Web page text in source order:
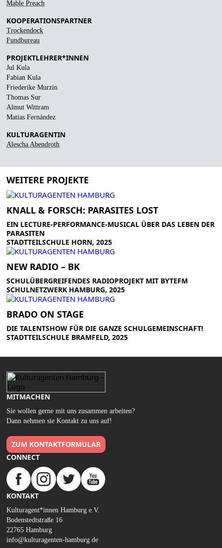
Mable Preach
KOOPERATIONSPARTNER
Trockendock
Fundbureau
PROJEKTLEHRER*INNEN
Jul Kula
Fabian Kula
Friederike Murzin
Thomas Sur
Almut Wittram
Matias Fernández
KULTURAGENTIN
Alescha Abendroth
WEITERE PROJEKTE
KNALL & FORSCH: PARASITES LOST
EIN LECTURE-PERFORMANCE-MUSICAL ÜBER DAS LEBEN DER
PARASITEN
STADTTEILSCHULE HORN, 2025
NEW RADIO – BK
SCHULÜBERGREIFENDES RADIOPROJEKT MIT BYTEFM
SCHULNETZWERK HAMBURG, 2025
BRADO ON STAGE
DIE TALENTSHOW FÜR DIE GANZE SCHULGEMEINSCHAFT!
STADTTEILSCHULE BRAMFELD, 2025
MITMACHEN
Sie wollen gerne mit uns zusammen arbeiten?
Dann nehmen sie Kontakt zu uns auf!
ZUM KONTAKTFORMULAR
CONNECT
KONTAKT
Kulturagent*innen Hamburg e.V.
Bodenstedtstraße 16
22765 Hamburg
info@kulturagenten-hamburg.de